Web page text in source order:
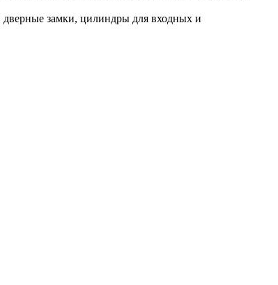
замки, цилиндры для входных и